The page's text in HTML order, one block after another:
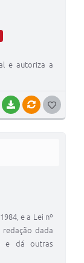
BAIXARVÍNCULOS
e autoriza a
e a Lei nº
dada
e dá outras